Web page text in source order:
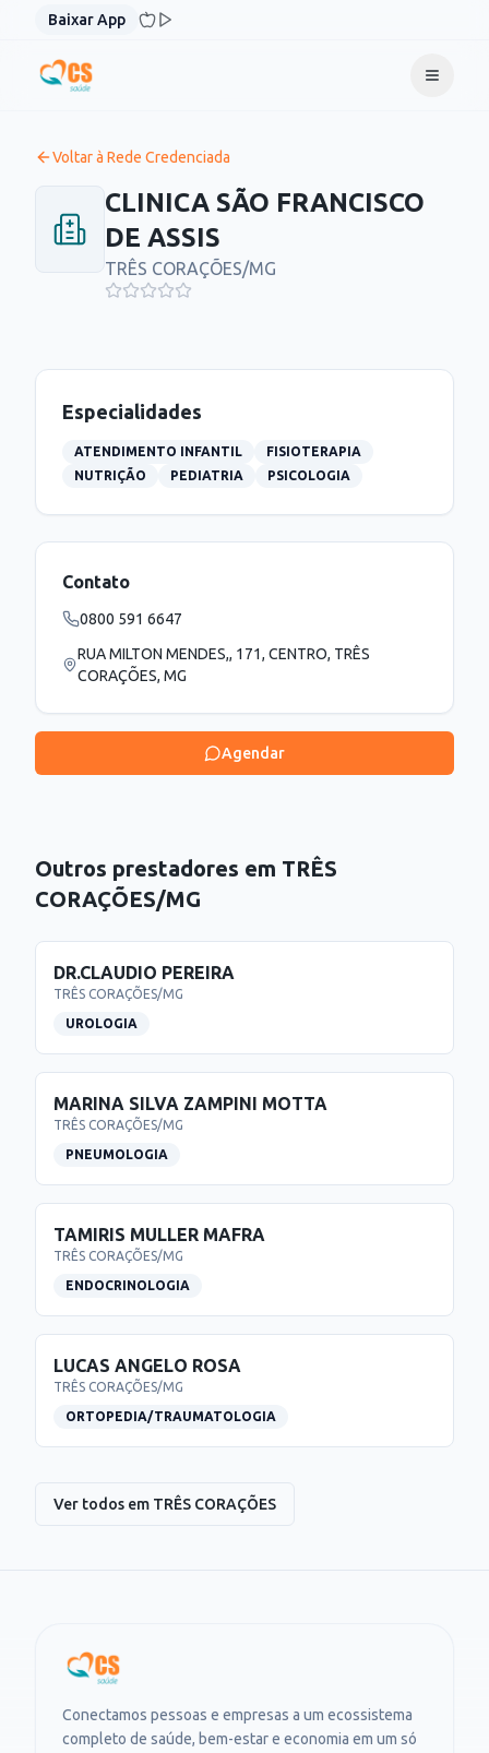
Pular para o conteúdo
Baixar App
Voltar à Rede Credenciada
CLINICA SÃO FRANCISCO
DE ASSIS
TRÊS CORAÇÕES/MG
Especialidades
ATENDIMENTO INFANTIL
FISIOTERAPIA
NUTRIÇÃO
PEDIATRIA PSICOLOGIA
Contato
0800 591 6647
RUA MILTON MENDES,, 171, CENTRO, TRÊS
CORAÇÕES, MG
Agendar
Outros prestadores em TRÊS
CORAÇÕES/MG
DR.CLAUDIO PEREIRA
TRÊS CORAÇÕES/MG
UROLOGIA
MARINA SILVA ZAMPINI MOTTA
TRÊS CORAÇÕES/MG
PNEUMOLOGIA
TAMIRIS MULLER MAFRA
TRÊS CORAÇÕES/MG
ENDOCRINOLOGIA
LUCAS ANGELO ROSA
TRÊS CORAÇÕES/MG
ORTOPEDIA/TRAUMATOLOGIA
Ver todos em TRÊS CORAÇÕES
Conectamos pessoas e empresas a um ecossistema
completo de saúde, bem-estar e economia em um só